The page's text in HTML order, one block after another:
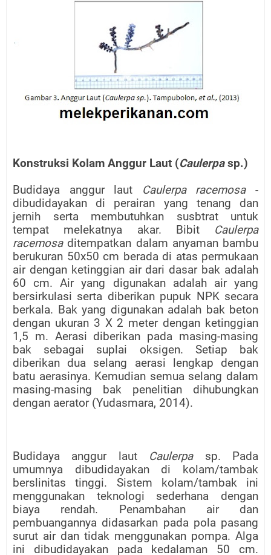
Konstruksi Kolam Anggur Laut (Caulerpasp.)
Budidaya anggur laut Caulerpa racemosa­
dibudidayakan di perairan yang tenang dan
jernih serta membutuhkan susbtrat untuk
tempat melekatnya akar. Bibit Caulerpa
racemosaditempatkan dalam anyaman bambu
berukuran 50x50 cm berada di atas permukaan
air dengan ketinggian air dari dasar bak adalah
60 cm. Air yang digunakan adalah air yang
bersirkulasi serta diberikan pupuk NPK secara
berkala. Bak yang digunakan adalah bak beton
dengan ukuran 3 X 2 meter dengan ketinggian
1,5 m. Aerasi diberikan pada masing-masing
bak sebagai suplai oksigen. Setiap bak
diberikan dua selang aerasi lengkap dengan
batu aerasinya. Kemudian semua selang dalam
masing-masing bak penelitian dihubungkan
dengan aerator (Yudasmara, 2014).
Budidaya anggur laut Caulerpasp. Pada
umumnya dibudidayakan di kolam/tambak
berslinitas tinggi. Sistem kolam/tambak ini
menggunakan teknologi sederhana dengan
biaya rendah. Penambahan air dan
pembuangannya didasarkan pada pola pasang
surut air dan tidak menggunakan pompa. Alga
ini dibudidayakan pada kedalaman 50 cm.